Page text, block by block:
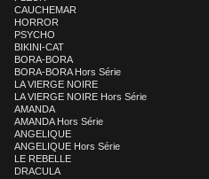
CAUCHEMAR
HORROR
PSYCHO
BIKINI-CAT
BORA-BORA
BORA-BORA Hors Série
LA VIERGE NOIRE
LA VIERGE NOIRE Hors Série
AMANDA
AMANDA Hors Série
ANGELIQUE
ANGELIQUE Hors Série
LE REBELLE
DRACULA